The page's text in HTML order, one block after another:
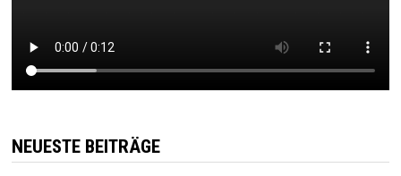
NEUESTE BEITRÄGE